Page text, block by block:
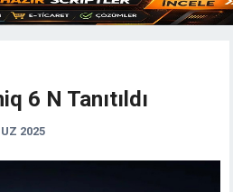
6 N Tanıtıldı
2025